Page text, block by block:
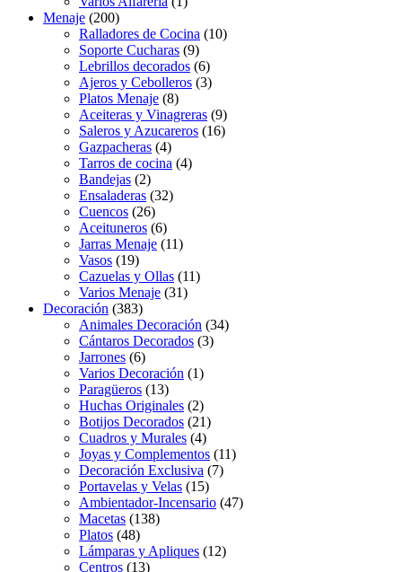
Menaje (200)
Ralladores de Cocina (10)
Soporte Cucharas (9)
Lebrillos decorados (6)
Ajeros y Cebolleros (3)
Platos Menaje (8)
Aceiteras y Vinagreras (9)
Saleros y Azucareros (16)
Gazpacheras (4)
Tarros de cocina (4)
Bandejas (2)
Ensaladeras (32)
Cuencos (26)
Aceituneros (6)
Jarras Menaje (11)
Vasos (19)
Cazuelas y Ollas (11)
Varios Menaje (31)
Decoración (383)
Animales Decoración (34)
Cántaros Decorados (3)
Jarrones (6)
Varios Decoración (1)
Paragüeros (13)
Huchas Originales (2)
Botijos Decorados (21)
Cuadros y Murales (4)
Joyas y Complementos (11)
Decoración Exclusiva (7)
Portavelas y Velas (15)
Ambientador-Incensario (47)
Macetas (138)
Platos (48)
Lámparas y Apliques (12)
Centros (13)